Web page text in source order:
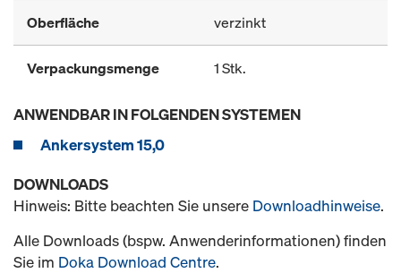
Oberfläche verzinkt
Verpackungsmenge 1 Stk.
ANWENDBAR IN FOLGENDEN SYSTEMEN
Ankersystem 15,0
DOWNLOADS
Hinweis: Bitte beachten Sie unsere Downloadhinweise.
Alle Downloads (bspw. Anwenderinformationen) finden
Sie im Doka Download Centre.